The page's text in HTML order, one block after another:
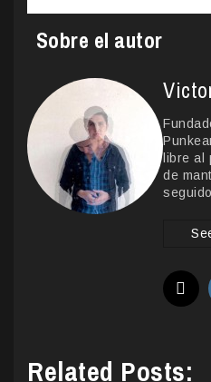
Sobre el autor
libre al
de
Related Posts: